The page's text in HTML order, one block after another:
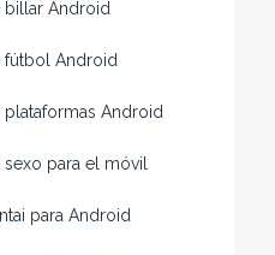
billar Android
fútbol Android
plataformas Android
para el móvil
para Android